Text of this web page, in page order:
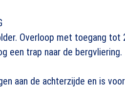
Overloop met toegang tot
een trap naar de bergvliering.
aan de achterzijde en is